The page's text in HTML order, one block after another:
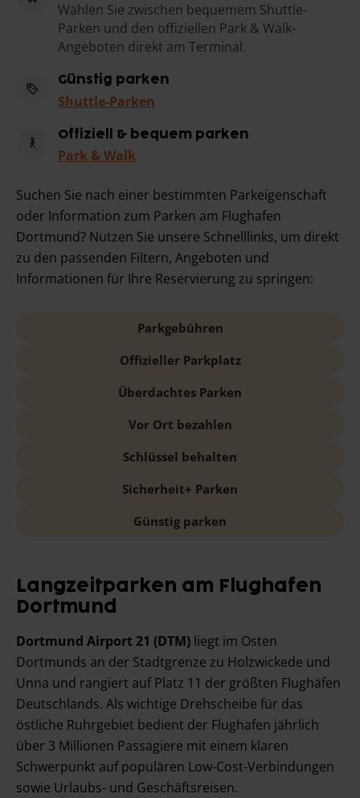
Wählen Sie zwischen bequemem Shuttle-
Parken und den offiziellen Park & Walk-
Angeboten direkt am Terminal.
Günstig parken
Shuttle-Parken
Offiziell & bequem parken
Park & Walk
Suchen Sie nach einer bestimmten Parkeigenschaft
oder Information zum Parken am Flughafen
Dortmund? Nutzen Sie unsere Schnelllinks, um direkt
zu den passenden Filtern, Angeboten und
Informationen für Ihre Reservierung zu springen:
Parkgebühren
Offizieller Parkplatz
Überdachtes Parken
Vor Ort bezahlen
Schlüssel behalten
Sicherheit+ Parken
Günstig parken
Langzeitparken am Flughafen
Dortmund
Dortmund Airport 21 (DTM) liegt im Osten
Dortmunds an der Stadtgrenze zu Holzwickede und
Unna und rangiert auf Platz 11 der größten Flughäfen
Deutschlands. Als wichtige Drehscheibe für das
östliche Ruhrgebiet bedient der Flughafen jährlich
über 3 Millionen Passagiere mit einem klaren
Schwerpunkt auf populären Low-Cost-Verbindungen
sowie Urlaubs- und Geschäftsreisen.